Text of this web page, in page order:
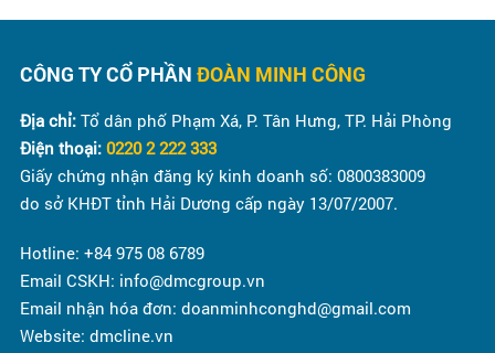
CÔNG TY CỔ PHẦN ĐOÀN MINH CÔNG
Địa chỉ:Tổ dân phố Phạm Xá, P. Tân Hưng, TP. Hải Phòng
Điện thoại: 0220 2 222 333
Giấy chứng nhận đăng ký kinh doanh số: 0800383009
do sở KHĐT tỉnh Hải Dương cấp ngày 13/07/2007.
Hotline: +84 975 08 6789
Email CSKH: info@dmcgroup.vn
Email nhận hóa đơn: doanminhconghd@gmail.com
Website: dmcline.vn